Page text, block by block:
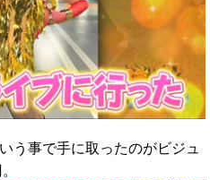
う事で手に取ったのがビジュ